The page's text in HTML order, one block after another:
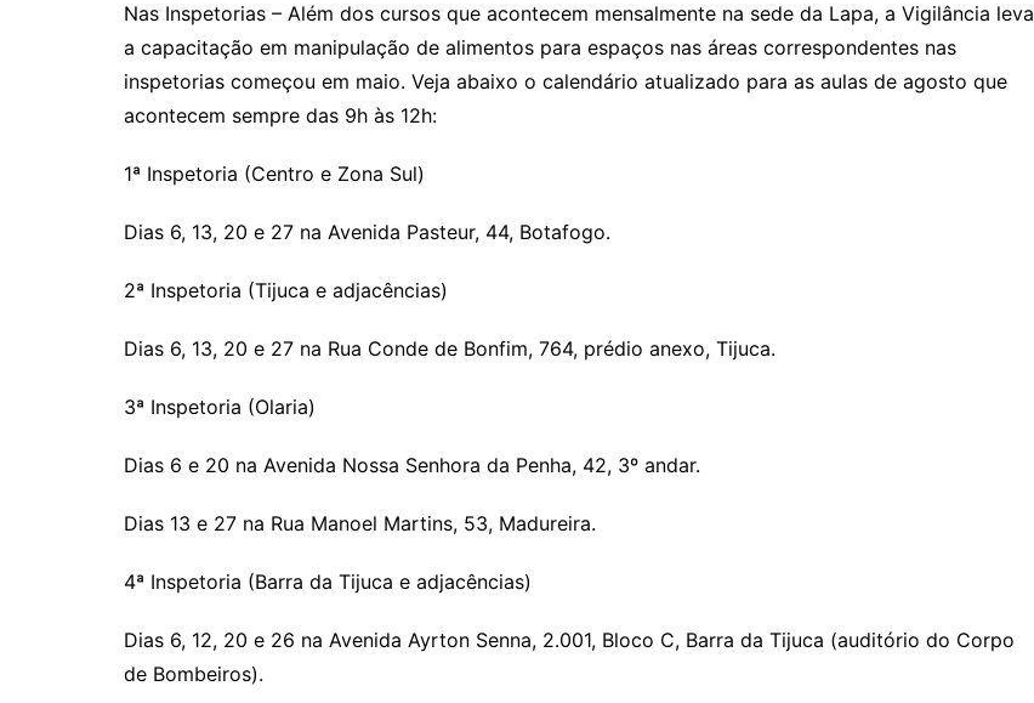
Nas Inspetorias – Além dos cursos que acontecem mensalmente na sede da Lapa, a Vigilância leva
a capacitação em manipulação de alimentos para espaços nas áreas correspondentes nas
inspetorias começou em maio. Veja abaixo o calendário atualizado para as aulas de agosto que
acontecem sempre das 9h às 12h:
1ª Inspetoria (Centro e Zona Sul)
Dias 6, 13, 20 e 27 na Avenida Pasteur, 44, Botafogo.
2ª Inspetoria (Tijuca e adjacências)
Dias 6, 13, 20 e 27 na Rua Conde de Bonfim, 764, prédio anexo, Tijuca.
3ª Inspetoria (Olaria)
Dias 6 e 20 na Avenida Nossa Senhora da Penha, 42, 3º andar.
Dias 13 e 27 na Rua Manoel Martins, 53, Madureira.
4ª Inspetoria (Barra da Tijuca e adjacências)
Dias 6, 12, 20 e 26 na Avenida Ayrton Senna, 2.001, Bloco C, Barra da Tijuca (auditório do Corpo
de Bombeiros).